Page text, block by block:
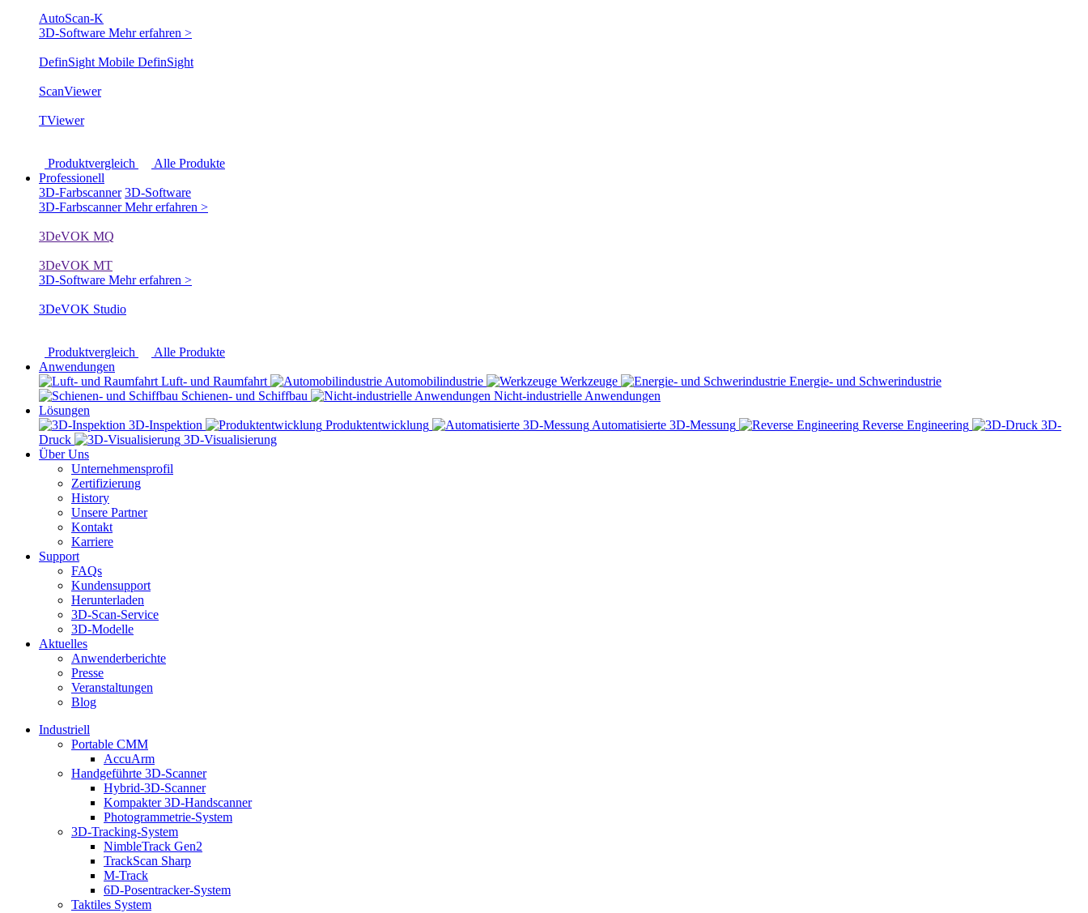
AutoScan-K
3D-Software Mehr erfahren >
DefinSight Mobile DefinSight
ScanViewer
TViewer
Produktvergleich
Alle Produkte
Professionell
3D-Farbscanner 3D-Software
3D-FarbscannerMehr erfahren >
3DeVOK MQ
3DeVOK MT
3D-Software Mehr erfahren >
3DeVOK Studio
Produktvergleich
Alle Produkte
Anwendungen
Luft- und Raumfahrt
Automobilindustrie Werkzeuge
Energie- und Schwerindustrie
Schienen- und Schiffbau
Nicht-industrielle Anwendungen
Lösungen
3D-Inspektion
Produktentwicklung Automatisierte 3D-Messung Reverse Engineering
3D-
Druck
3D-Visualisierung
Über Uns
Unternehmensprofil
Zertifizierung
History
Unsere Partner
Kontakt
Karriere
Support
FAQs
Kundensupport
Herunterladen
3D-Scan-Service
3D-Modelle
Aktuelles
Anwenderberichte
Presse
Veranstaltungen
Blog
Industriell
Portable CMM
AccuArm
Handgeführte 3D-Scanner
Hybrid-3D-Scanner
Kompakter 3D-Handscanner
Photogrammetrie-System
3D-Tracking-System
NimbleTrack Gen2
TrackScan Sharp
M-Track
6D-Posentracker-System
Taktiles System